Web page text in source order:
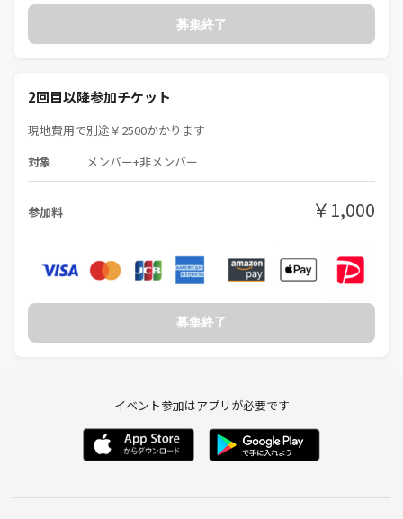
募集終了
2回目以降参加チケット
現地費用で別途￥2500かかります
対象 メンバー+非メンバー
参加料 ￥1,000
募集終了
イベント参加はアプリが必要です